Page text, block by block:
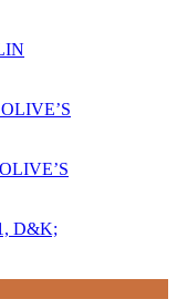
D&K;